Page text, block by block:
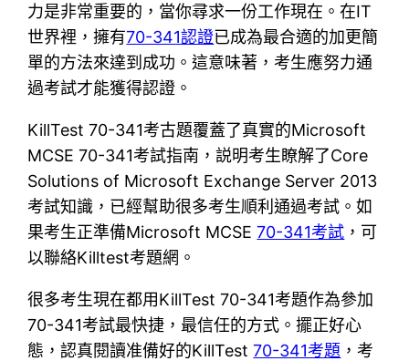
力是非常重要的，當你尋求一份工作現在。在IT
世界裡，擁有70-341認證已成為最合適的加更簡
單的方法來達到成功。這意味著，考生應努力通
過考試才能獲得認證。
KillTest 70-341考古題覆蓋了真實的Microsoft
MCSE 70-341考試指南，説明考生瞭解了Core
Solutions of Microsoft Exchange Server 2013
考試知識，已經幫助很多考生順利通過考試。如
果考生正準備Microsoft MCSE70-341考試 ，可
以聯絡Killtest考題網。
很多考生現在都用KillTest 70-341考題作為參加
70-341考試最快捷，最信任的方式。擺正好心
態，認真閱讀准備好的KillTest70-341考題 ，考